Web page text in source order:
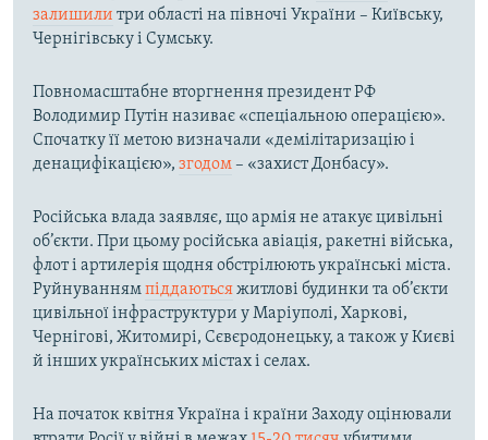
залишили три області на півночі України – Київську,
Чернігівську і Сумську.
Повномасштабне вторгнення президент РФ
Володимир Путін називає «спеціальною операцією».
Спочатку її метою визначали «демілітаризацію і
денацифікацією», згодом– «захист Донбасу».
Російська влада заявляє, що армія не атакує цивільні
об’єкти. При цьому російська авіація, ракетні війська,
флот і артилерія щодня обстрілюють українські міста.
Руйнуваннямпіддаютьсяжитлові будинки та об’єкти
цивільної інфраструктури у Маріуполі, Харкові,
Чернігові, Житомирі, Сєвєродонецьку, а також у Києві
й інших українських містах і селах.
На початок квітня Україна і країни Заходу оцінювали